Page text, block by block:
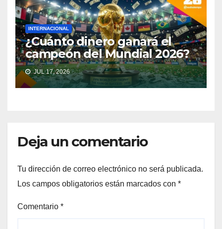
INTERNACIONAL
¿Cuánto dinero ganará el
campeón del Mundial 2026?
JUL 17, 2026
Deja un comentario
Tu dirección de correo electrónico no será publicada.
Los campos obligatorios están marcados con *
Comentario *